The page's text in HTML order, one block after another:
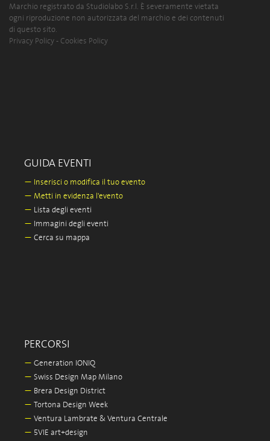
Marchio registrato da Studiolabo S.r.l. È severamente vietata
ogni riproduzione non autorizzata del marchio e dei contenuti
di questo sito.
Privacy Policy - Cookies Policy
GUIDA EVENTI
— Inserisci o modifica il tuo evento
— Metti in evidenza l'evento
— Lista degli eventi
— Immagini degli eventi
— Cerca su mappa
PERCORSI
— Generation IONIQ
— Swiss Design Map Milano
— Brera Design District
— Tortona Design Week
— Ventura Lambrate & Ventura Centrale
— 5VIE art+design